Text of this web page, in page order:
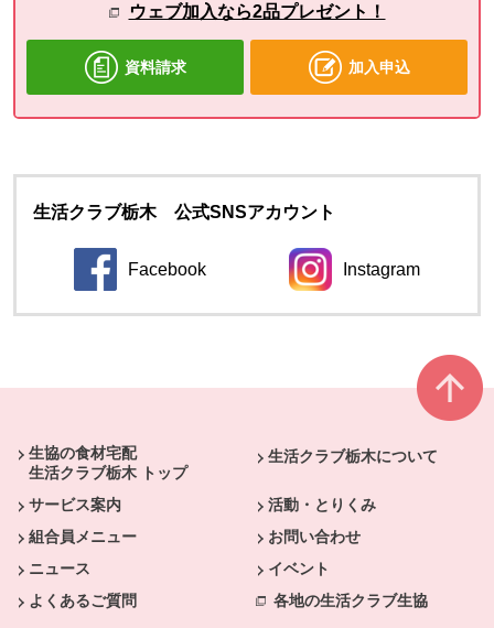
ウェブ加入なら2品プレゼント！
資料請求 加入申込
生活クラブ栃木 公式SNSアカウント
Facebook
別のウィンドウで開きます。
Instagram
別のウィンドウ
生協の食材宅配
生活クラブ栃木 トップ
生活クラブ栃木について
サービス案内
活動・とりくみ
組合員メニュー
お問い合わせ
ニュース
イベント
よくあるご質問
各地の生活クラブ生協